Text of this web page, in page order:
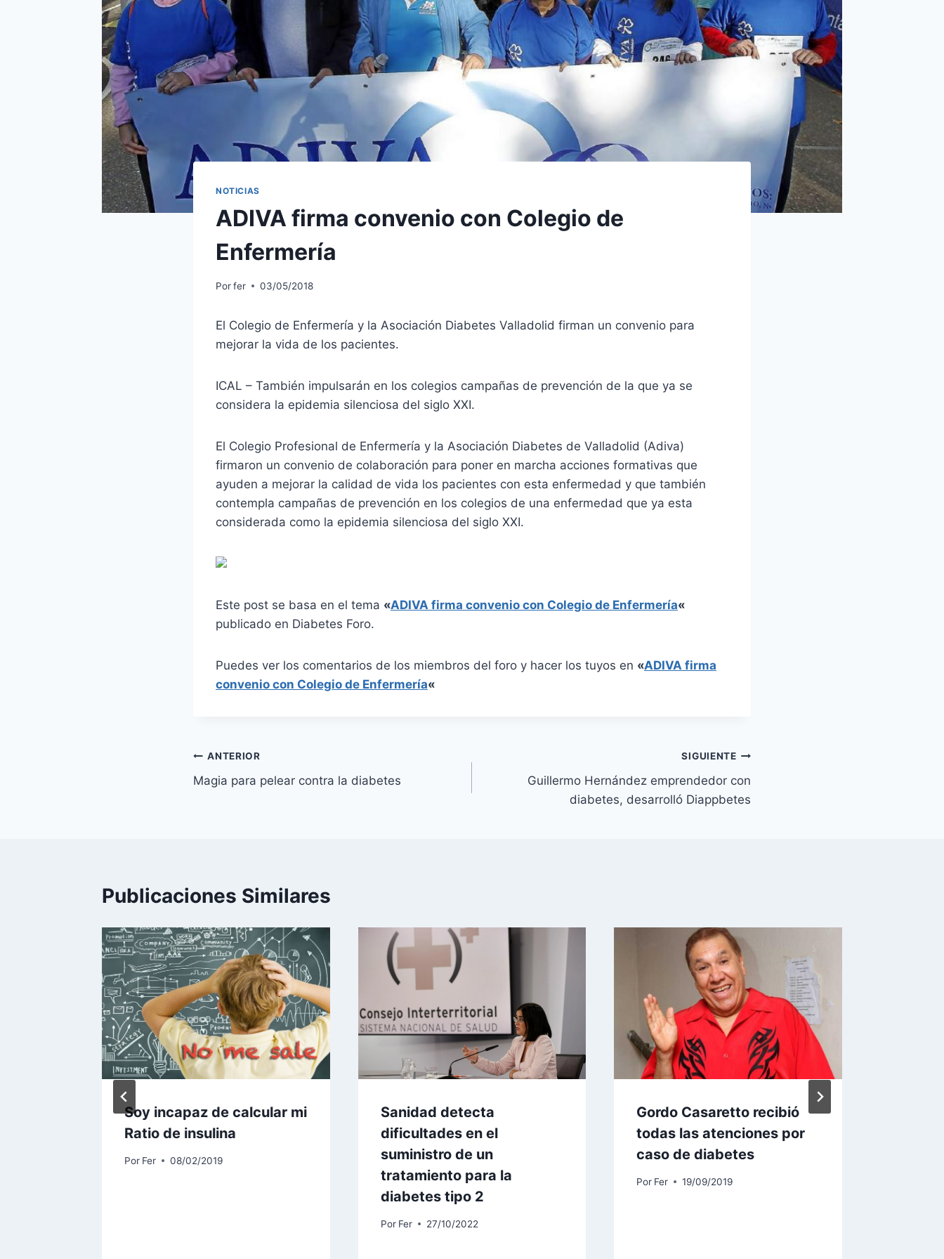
NOTICIAS
ADIVA firma convenio con Colegio de
Enfermería
Porfer 03/05/2018
El Colegio de Enfermería y la Asociación Diabetes Valladolid firman un convenio para
mejorar la vida de los pacientes.
ICAL – También impulsarán en los colegios campañas de prevención de la que ya se
considera la epidemia silenciosa del siglo XXI.
El Colegio Profesional de Enfermería y la Asociación Diabetes de Valladolid (Adiva)
firmaron un convenio de colaboración para poner en marcha acciones formativas que
ayuden a mejorar la calidad de vida los pacientes con esta enfermedad y que también
contempla campañas de prevención en los colegios de una enfermedad que ya esta
considerada como la epidemia silenciosa del siglo XXI.
Este post se basa en el tema «ADIVA firma convenio con Colegio de Enfermería«
publicado en Diabetes Foro.
Puedes ver los comentarios de los miembros del foro y hacer los tuyos en «ADIVA firma
convenio con Colegio de Enfermería«
Navegación
de
ANTERIOR
Magia para pelear contra la diabetes
SIGUIENTE
Guillermo Hernández emprendedor con
diabetes, desarrolló Diappbetes
Publicaciones Similares
Soy incapaz de calcular mi
Ratio de insulina
Por Fer 08/02/2019
Sanidad detecta
dificultades en el
suministro de un
tratamiento para la
diabetes tipo 2
Por Fer 27/10/2022
Gordo Casaretto recibió
todas las atenciones por
caso de diabetes
Por Fer 19/09/2019